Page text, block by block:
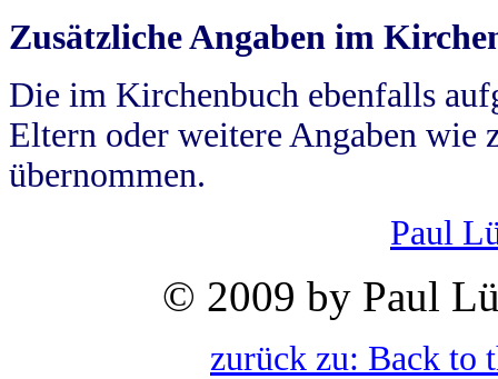
Zusätzliche Angaben im
Die im Kirchenbuch ebenfalls
Eltern oder weitere Angaben wie
übernommen.
Paul
© 2009 by Paul
zurück zu: Back to